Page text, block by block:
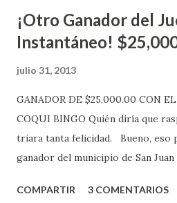
¡Otro Ganador del
Instantáneo!
julio 31, 2013
GANADOR DE $25,000.00 CON
COQUI BINGO Quién diría que
triara tanta felicidad. Bueno, eso
ganador del municipio de San Juan
obtuvo un premio de $25,000,00
COMPARTIR 3 COMENTARIOS